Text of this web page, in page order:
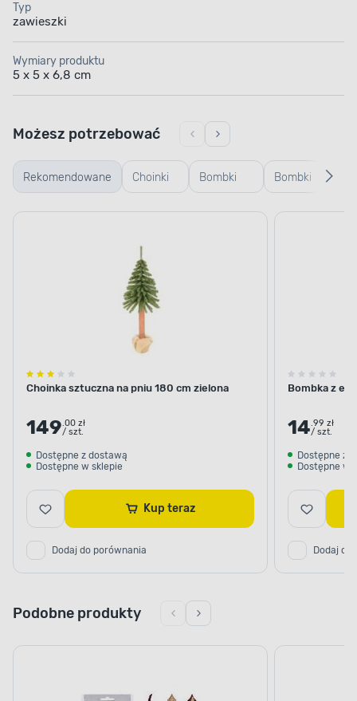
Typ
zawieszki
Wymiary produktu
5 x 5 x 6,8 cm
Rekomendowane Choinki
sztuczne
Bombki
plastikowe
Bombki
szklane na
Możesz potrzebować
Choinka sztuczna na pniu 180 cm zielona
149.00 zł
/ szt.
Dostępne z dostawą
Dostępne w sklepie
Kup teraz
Dodaj do porównania
Bombka z
14.99 zł
/ szt.
Dostępne z
Dostępne w
Dodaj do
Podobne produkty